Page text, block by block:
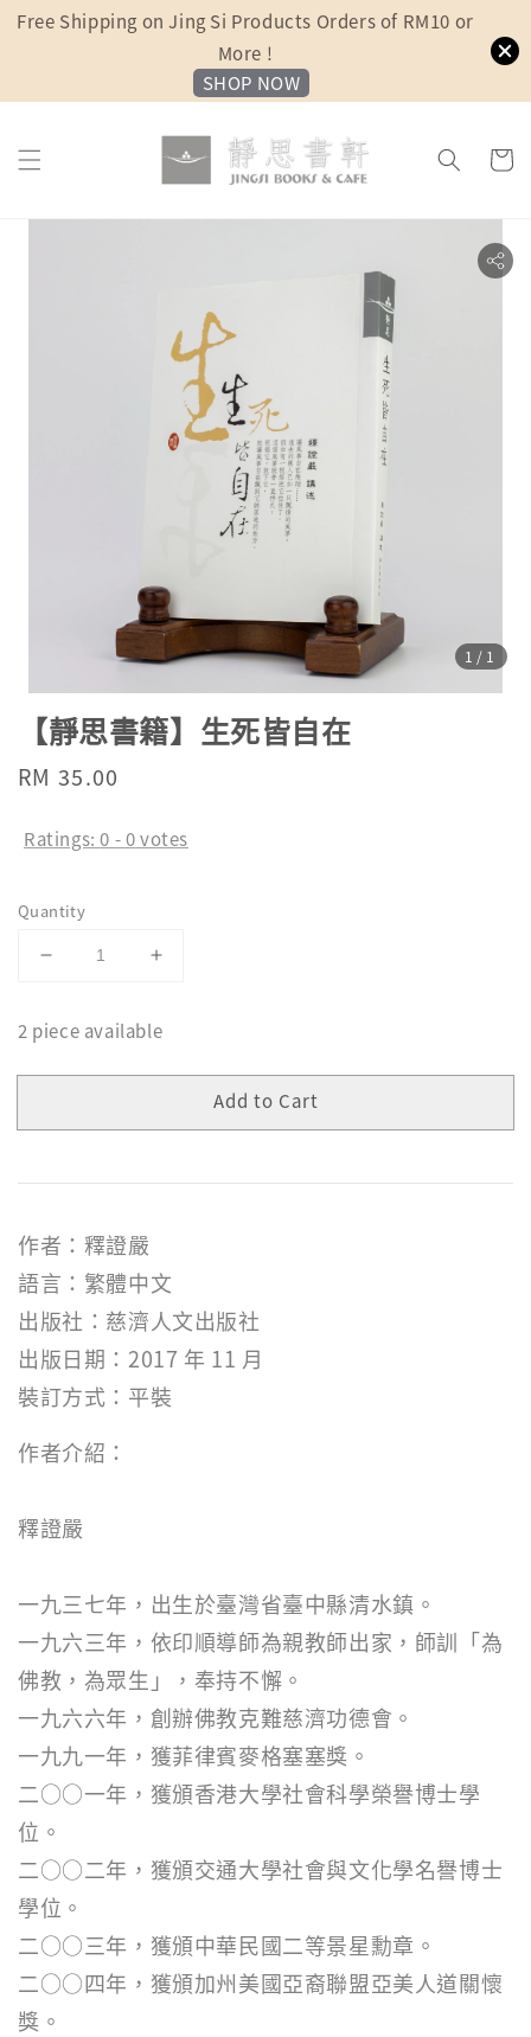
Free Shipping on Jing Si Products Orders of RM10 or
More !
SHOP NOW
1 /1
【靜思書籍】生死皆自在
Regular
RM 35.00
Ratings:0 -0votes
Quantity
2 piece available
Add to Cart
作者：釋證嚴
語言：繁體中文
出版社：慈濟人文出版社
出版日期：2017 年 11 月
裝訂方式：平裝
作者介紹：
釋證嚴
一九三七年，出生於臺灣省臺中縣清水鎮。
一九六三年，依印順導師為親教師出家，師訓「為
佛教，為眾生」，奉持不懈。
一九六六年，創辦佛教克難慈濟功德會。
一九九一年，獲菲律賓麥格塞塞獎。
二○○一年，獲頒香港大學社會科學榮譽博士學
位。
二○○二年，獲頒交通大學社會與文化學名譽博士
學位。
二○○三年，獲頒中華民國二等景星勳章。
二○○四年，獲頒加州美國亞裔聯盟亞美人道關懷
獎。